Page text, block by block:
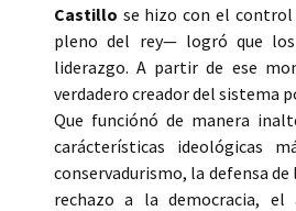
Castillo se hizo con el
pleno del rey— logró que los
liderazgo. A partir de ese
verdadero creador del sistema
Que funciónó de manera
carácterísticas ideológicas
conservadurismo, la defensa
rechazo a la democracia, el